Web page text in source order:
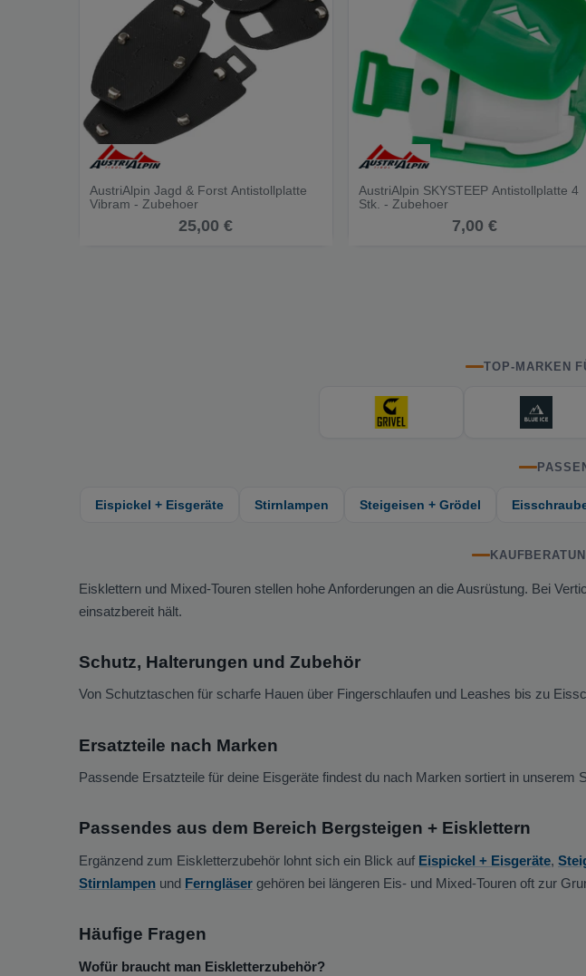
AustriAlpin Jagd & Forst Antistollplatte
Vibram - Zubehoer
25,00 €
AustriAlpin SKYSTEEP Antistollplatte 4
Stk. - Zubehoer
7,00 €
TOP-MARKEN
Eispickel + Eisgeräte Stirnlampen Steigeisen + Grödel
Eisklettern und Mixed-Touren stellen hohe Anforderungen an die Ausrüstung. Bei
einsatzbereit hält.
Schutz, Halterungen und Zubehör
Von Schutztaschen für scharfe Hauen über Fingerschlaufen und Leashes bis zu
Ersatzteile nach Marken
Passende Ersatzteile für deine Eisgeräte findest du nach Marken sortiert in unserem
Passendes aus dem Bereich Bergsteigen + Eisklettern
Ergänzend zum Eiskletterzubehör lohnt sich ein Blick auf Eispickel + Eisgeräte,
Stirnlampen und Ferngläser gehören bei längeren Eis- und Mixed-Touren oft zur
Häufige Fragen
Wofür braucht man Eiskletterzubehör?